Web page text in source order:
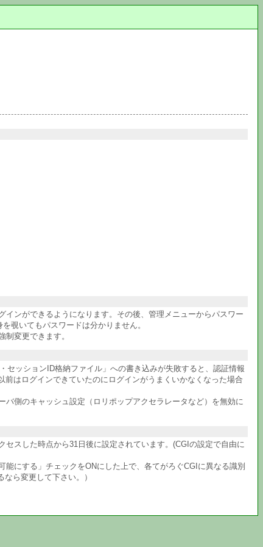
ンができるようになります。その後、管理メニューからパスワー
覗いてもパスワードは分かりません。
変更できます。
セッションID格納ファイル」への書き込みが失敗すると、認証情報
はログインできていたのにログインがうまくいかなくなった場合
側のキャッシュ設定（ロリポップアクセラレータなど）を無効に
スした時点から31日後に設定されています。(CGIの設定で自由に
にする」チェックをONにした上で、各てがろぐCGIに異なる識別
ら変更して下さい。）